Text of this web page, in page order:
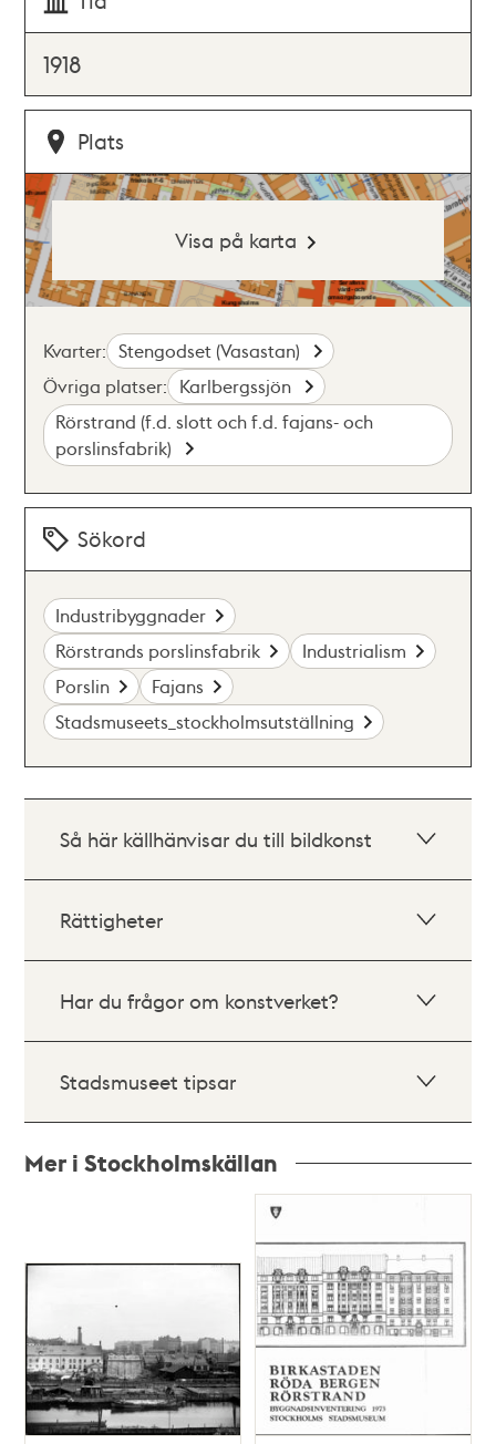
1918
Plats
Visa på karta
Kvarter: Stengodset (Vasastan)
Övriga platser: Karlbergssjön
Rörstrand (f.d. slott och f.d. fajans- och
porslinsfabrik)
Sökord
Industribyggnader
Rörstrands porslinsfabrik
Industrialism
Porslin
Fajans
Stadsmuseets_stockholmsutställning
Så här källhänvisar du till bildkonst
Rättigheter
Har du frågor om konstverket?
Stadsmuseet tipsar
Mer i Stockholmskällan
och